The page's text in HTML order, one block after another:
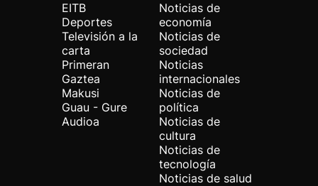
EITB
Deportes
Televisión a la
carta
Primeran
Gaztea
Makusi
Guau - Gure
Audioa
Noticias de
economía
Noticias de
sociedad
Noticias
internacionales
Noticias de
política
Noticias de
cultura
Noticias de
tecnología
Noticias de salud